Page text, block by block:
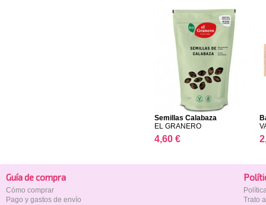
Semillas Calabaza
EL GRANERO
4,60 €
Guía de compra
Cómo comprar
Pago y gastos de envío
Trato